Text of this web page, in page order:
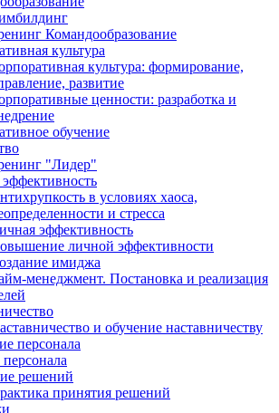
Командообразование
культура
культура: формирование,
развитие
ценности: разработка и
обучение
"Лидер"
в условиях хаоса,
и стресса
эффективность
личной эффективности
имиджа
менеджмент. Постановка и реализация
и обучение наставничеству
персонала
решений
принятия решений